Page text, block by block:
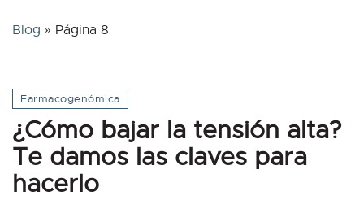
Blog » Página 8
Farmacogenómica
¿Cómo bajar la tensión alta?
Te damos las claves para
hacerlo